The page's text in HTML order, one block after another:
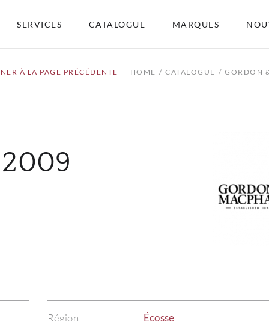
SERVICES CATALOGUE MARQUES
À LA PAGE PRÉCÉDENTE HOME CATALOGUE GORDON
Région Écosse